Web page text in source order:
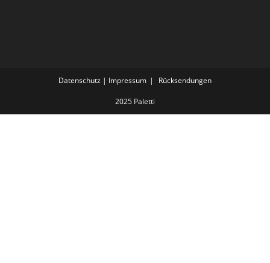
Datenschutz | Impressum Rücksendungen
2025 Paletti